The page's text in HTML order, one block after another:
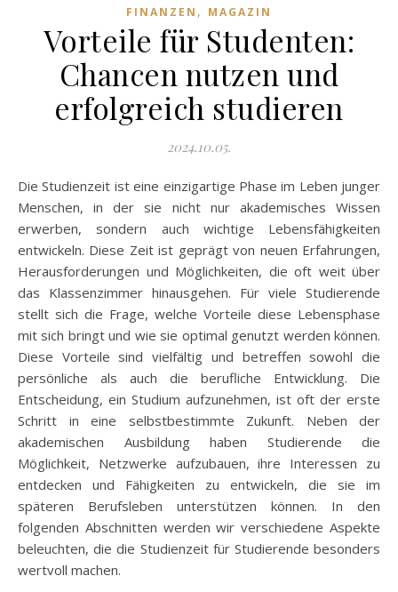
FINANZEN , MAGAZIN
Vorteile für Studenten:
Chancen nutzen und
erfolgreich studieren
2024.10.05.
Die Studienzeit ist eine einzigartige Phase im Leben junger
Menschen, in der sie nicht nur akademisches Wissen
erwerben, sondern auch wichtige Lebensfähigkeiten
entwickeln. Diese Zeit ist geprägt von neuen Erfahrungen,
Herausforderungen und Möglichkeiten, die oft weit über
das Klassenzimmer hinausgehen. Für viele Studierende
stellt sich die Frage, welche Vorteile diese Lebensphase
mit sich bringt und wie sie optimal genutzt werden können.
Diese Vorteile sind vielfältig und betreffen sowohl die
persönliche als auch die berufliche Entwicklung. Die
Entscheidung, ein Studium aufzunehmen, ist oft der erste
Schritt in eine selbstbestimmte Zukunft. Neben der
akademischen Ausbildung haben Studierende die
Möglichkeit, Netzwerke aufzubauen, ihre Interessen zu
entdecken und Fähigkeiten zu entwickeln, die sie im
späteren Berufsleben unterstützen können. In den
folgenden Abschnitten werden wir verschiedene Aspekte
beleuchten, die die Studienzeit für Studierende besonders
wertvoll machen.